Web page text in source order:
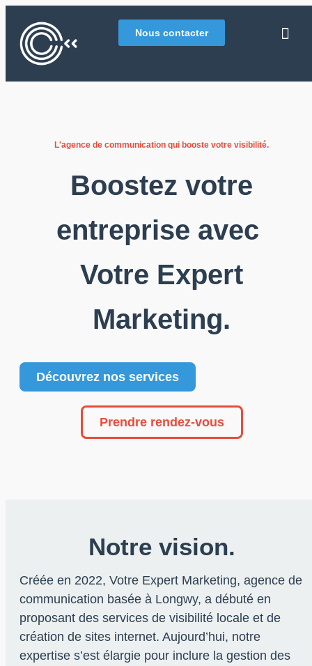
Nous contacter
L'agence de communication qui booste votre visibilité.
Boostez votre
entreprise avec
Votre Expert
Marketing.
Découvrez nos services
Prendre rendez-vous
Notre vision.
Créée en 2022, Votre Expert Marketing, agence de
communication basée à Longwy, a débuté en
proposant des services de visibilité locale et de
création de sites internet. Aujourd’hui, notre
expertise s’est élargie pour inclure la gestion des